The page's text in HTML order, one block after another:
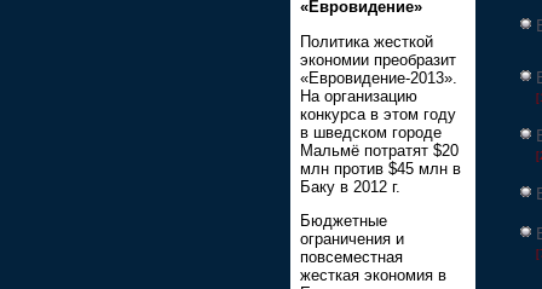
«Евровидение»
Политика жесткой
экономии преобразит
«Евровидение-2013».
На организацию
конкурса в этом году
в шведском городе
Мальмё потратят $20
млн против $45 млн в
Баку в 2012 г.
Бюджетные
ограничения и
повсеместная
жесткая экономия в